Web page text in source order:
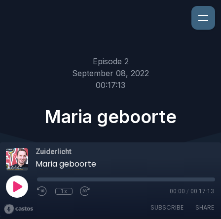
Episode 2
September 08, 2022
00:17:13
Maria geboorte
Zuiderlicht
Maria geboorte
1x 00:00 / 00:17:13
SUBSCRIBE SHARE